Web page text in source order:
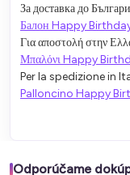
За доставка до
Балон Happy
Για αποστολή στην
Μπαλόνι Happy
Per la spedizione in
Palloncino Happy
Odporúčame